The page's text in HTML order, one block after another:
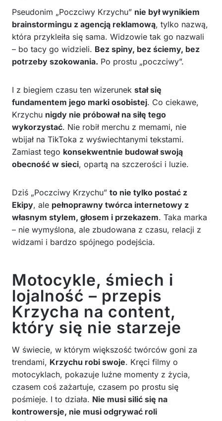
Pseudonim „Poczciwy Krzychu” nie był wynikiem
brainstormingu z agencją reklamową, tylko nazwą,
która przykleiła się sama. Widzowie tak go nazwali
– bo tacy go widzieli. Bez spiny, bez ściemy, bez
potrzeby szokowania. Po prostu „poczciwy”.
I z biegiem czasu ten wizerunek stał się
fundamentem jego marki osobistej. Co ciekawe,
Krzychu nigdy nie próbował na siłę tego
wykorzystać. Nie robił merchu z memami, nie
wbijał na TikToka z wyświechtanymi tekstami.
Zamiast tego konsekwentnie budował swoją
obecność w sieci, opartą na szczerości i luzie.
Dziś „Poczciwy Krzychu” to nie tylko postać z
Ekipy, ale pełnoprawny twórca internetowy z
własnym stylem, głosem i przekazem. Taka marka
– nie wymyślona, ale zbudowana z czasu, relacji z
widzami i bardzo spójnego podejścia.
Motocykle, śmiech i
lojalność – przepis
Krzycha na content,
który się nie starzeje
W świecie, w którym większość twórców goni za
trendami, Krzychu robi swoje. Kręci filmy o
motocyklach, pokazuje luźne momenty z życia,
czasem coś zażartuje, czasem po prostu się
pośmieje. I to działa. Nie musi silić się na
kontrowersje, nie musi odgrywać roli